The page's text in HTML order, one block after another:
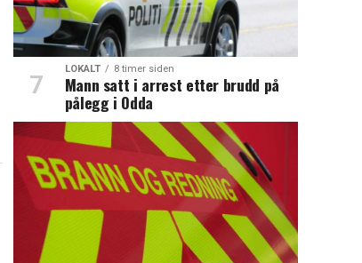
LOKALT 8 timer siden
Mann satt i arrest etter brudd på
pålegg i Odda